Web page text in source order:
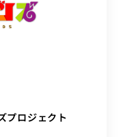
ロジェクト